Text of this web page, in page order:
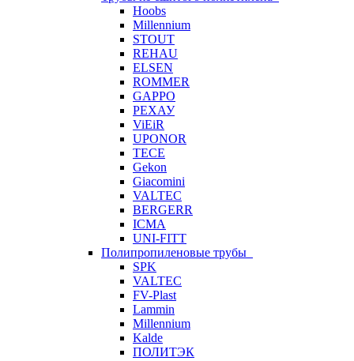
Hoobs
Millennium
STOUT
REHAU
ELSEN
ROMMER
GAPPO
РЕХАУ
ViEiR
UPONOR
TECE
Gekon
Giacomini
VALTEC
BERGERR
ICMA
UNI-FITT
Полипропиленовые трубы
SPK
VALTEC
FV-Plast
Lammin
Millennium
Kalde
ПОЛИТЭК